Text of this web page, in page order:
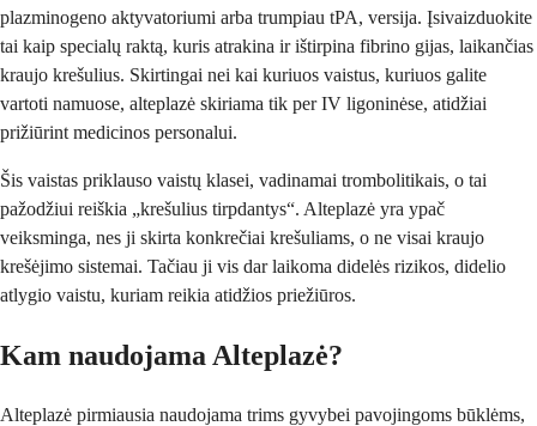
plazminogeno aktyvatoriumi arba trumpiau tPA, versija. Įsivaizduokite
tai kaip specialų raktą, kuris atrakina ir ištirpina fibrino gijas, laikančias
kraujo krešulius. Skirtingai nei kai kuriuos vaistus, kuriuos galite
vartoti namuose, alteplazė skiriama tik per IV ligoninėse, atidžiai
prižiūrint medicinos personalui.
Šis vaistas priklauso vaistų klasei, vadinamai trombolitikais, o tai
pažodžiui reiškia „krešulius tirpdantys“. Alteplazė yra ypač
veiksminga, nes ji skirta konkrečiai krešuliams, o ne visai kraujo
krešėjimo sistemai. Tačiau ji vis dar laikoma didelės rizikos, didelio
atlygio vaistu, kuriam reikia atidžios priežiūros.
Kam naudojama Alteplazė?
Alteplazė pirmiausia naudojama trims gyvybei pavojingoms būklėms,